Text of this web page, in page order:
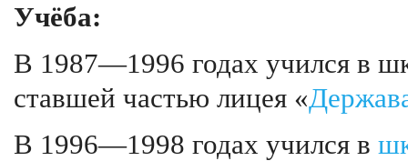
Учёба:
В 1987—1996 годах учился в
ставшей частью лицея «
В 1996—1998 годах учился в